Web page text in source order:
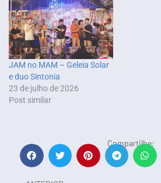
Compartilhe:
JAM no MAM – Geleia Solar
e duo Sintonia
23 de julho de 2026
Post similar